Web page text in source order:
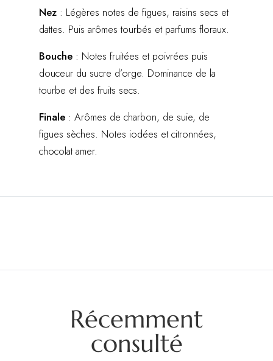
Nez : Légères notes de figues, raisins secs et
dattes. Puis arômes tourbés et parfums floraux.
Bouche : Notes fruitées et poivrées puis
douceur du sucre d’orge. Dominance de la
tourbe et des fruits secs.
Finale : Arômes de charbon, de suie, de
figues sèches. Notes iodées et citronnées,
chocolat amer.
Récemment
consulté